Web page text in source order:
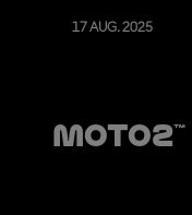
17 AUG. 2025
Moto2™